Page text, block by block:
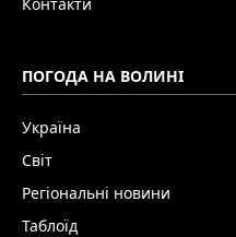
ПОГОДА НА ВОЛИНІ
Україна
Світ
Регіональні новини
Таблоїд